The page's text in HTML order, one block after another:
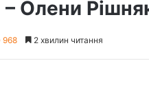
– Олени
968 2 хвилин читання